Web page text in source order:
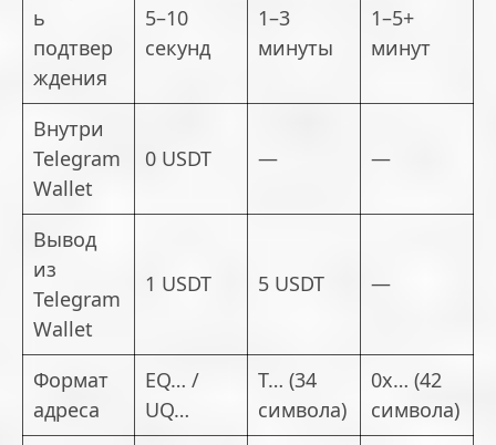
ь
подтвер
ждения
5–10
секунд
1–3
минуты
1–5+
минут
Внутри
Telegram
Wallet
0 USDT — —
Вывод
из
Telegram
Wallet
1 USDT 5 USDT —
Формат
адреса
EQ… /
UQ…
T… (34
символа)
0x… (42
символа)